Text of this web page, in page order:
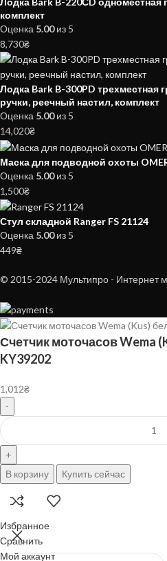
комплект
Оценка 5.00из 5
8,730₴
Лодка Bark B-300PD трехместная
ручки, реечный настил, комплект
Оценка 5.00из 5
14,020₴
Маска для подводной охоты
Оценка 5.00из 5
1,500₴
Стул складной Ranger FS 21124
Оценка 5.00из 5
449₴
© 2015-2024 Мультипро - Интернет
Ножи
Roxon
Счетчик моточасов Wema
KY39202
1,012₴
В корзину Купить сейчас
Избранное
Сравнить
Мой аккаунт